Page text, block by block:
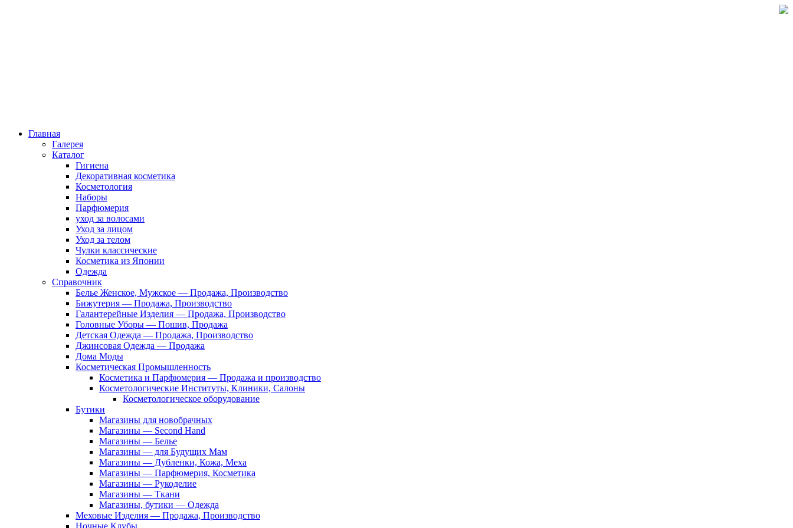
Главная
Галерея
Каталог
Гигиена
Декоративная косметика
Косметология
Наборы
Парфюмерия
уход за волосами
Уход за лицом
Уход за телом
Чулки классические
Косметика из Японии
Одежда
Справочник
Белье Женское, Мужское — Продажа, Производство
Бижутерия — Продажа, Производство
Галантерейные Изделия — Продажа, Производство
Головные Уборы — Пошив, Продажа
Детская Одежда — Продажа, Производство
Джинсовая Одежда — Продажа
Дома Моды
Косметическая Промышленность
Косметика и Парфюмерия — Продажа и производство
Косметологические Институты, Клиники, Салоны
Косметологическое оборудование
Бутики
Магазины для новобрачных
Магазины — Second Hand
Магазины — Белье
Магазины — для Будущих Мам
Магазины — Дубленки, Кожа, Меха
Магазины — Парфюмерия, Косметика
Магазины — Рукоделие
Магазины — Ткани
Магазины, бутики — Одежда
Меховые Изделия — Продажа, Производство
Ночные Клубы